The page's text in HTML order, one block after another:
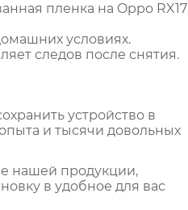
пленка на Oppo RX17
условиях.
следов после снятия.
устройство в
и тысячи довольных
нашей продукции,
в удобное для вас